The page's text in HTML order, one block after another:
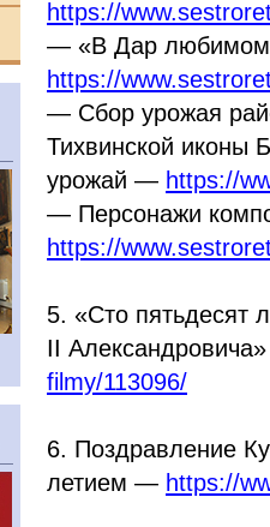
https://
— «В Дар
https://
— Сбор урожая
Тихвинской иконы
урожай — https://
— Персонажи
https://
5. «Сто пятьдесят
II
filmy/113096/
6. Поздравление
летием — https://